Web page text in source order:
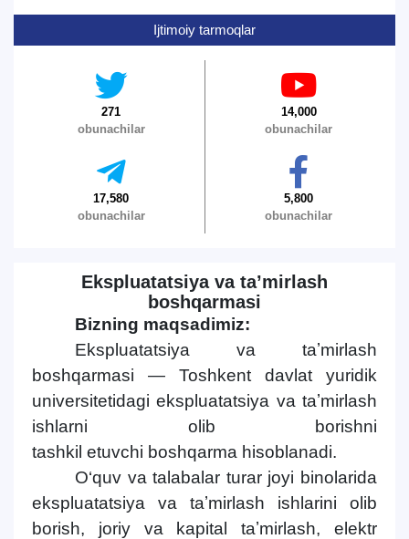
Ism va familiyangiz
Telefon raqamingiz
yuborish
Ijtimoiy tarmoqlar
271
obunachilar
14,000
obunachilar
17,580
obunachilar
5,800
obunachilar
Ekspluatatsiya va taʼmirlash
boshqarmasi
Bizning maqsadimiz:
Ekspluatatsiya va taʼmirlash
boshqarmasi — Toshkent davlat yuridik
universitetidagi ekspluatatsiya va taʼmirlash
ishlarni olib borishni
tashkil etuvchi boshqarma hisoblanadi.
O‘quv va talabalar turar joyi binolarida
ekspluatatsiya va taʼmirlash ishlarini olib
borish, joriy va kapital taʼmirlash, elektr
1. Hujjatlar (bakalavr) (5) 2. Hujjatlar (magistr) (4)
5. To'lov-kontrakt (2)
9. Magistratura kvotasi (4)